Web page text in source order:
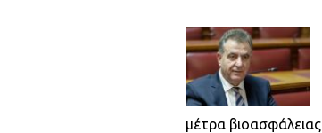
μέτρα βιοασφάλειας